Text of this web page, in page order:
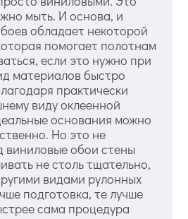
мыть. И основа, и
обладает некоторой
помогает полотнам
если это нужно при
материалов быстро
практически
виду оклеенной
основания можно
Но это не
виниловые обои стены
не столь тщательно,
видами рулонных
подготовка, те лучше
сама процедура